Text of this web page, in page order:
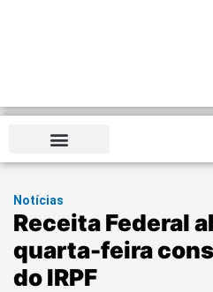
Notícias
Receita Federal
quarta-feira
do IRPF